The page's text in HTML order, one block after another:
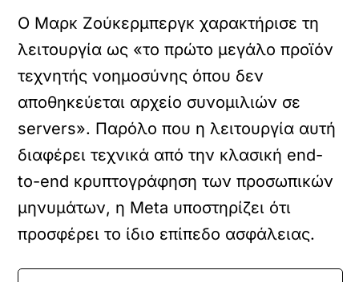
Ο Μαρκ Ζούκερμπεργκ χαρακτήρισε τη
λειτουργία ως «το πρώτο μεγάλο προϊόν
τεχνητής νοημοσύνης όπου δεν
αποθηκεύεται αρχείο συνομιλιών σε
servers». Παρόλο που η λειτουργία αυτή
διαφέρει τεχνικά από την κλασική end-
to-end κρυπτογράφηση των προσωπικών
μηνυμάτων, η Meta υποστηρίζει ότι
προσφέρει το ίδιο επίπεδο ασφάλειας.